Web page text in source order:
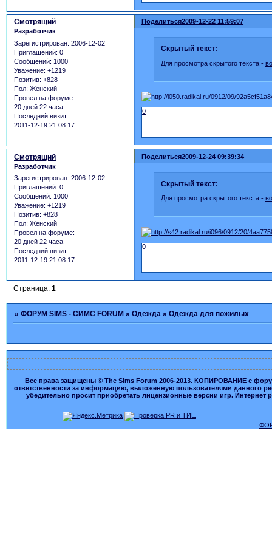
Поделиться2009-12-22 11:59:07
Смотрящий
Разработчик
Зарегистрирован: 2006-12-02
Приглашений: 0
Сообщений: 1000
Уважение: +1219
Позитив: +828
Пол: Женский
Провел на форуме:
20 дней 22 часа
Последний визит:
2011-12-19 21:08:17
Скрытый текст:
Для просмотра скрытого текста -
0
Поделиться2009-12-24 09:39:34
Смотрящий
Разработчик
Зарегистрирован: 2006-12-02
Приглашений: 0
Сообщений: 1000
Уважение: +1219
Позитив: +828
Пол: Женский
Провел на форуме:
20 дней 22 часа
Последний визит:
2011-12-19 21:08:17
Скрытый текст:
Для просмотра скрытого текста -
0
Страница:1
»ФОРУМ SIMS - СИМС FORUM »Одежда »Одежда для пожилых
Все права защищены © The Sims Forum 2006-2013. КОПИРОВАНИЕ с
ответственности за информацию, выложенную пользователями данного
убедительно просит приобретать лицензионные версии игр.